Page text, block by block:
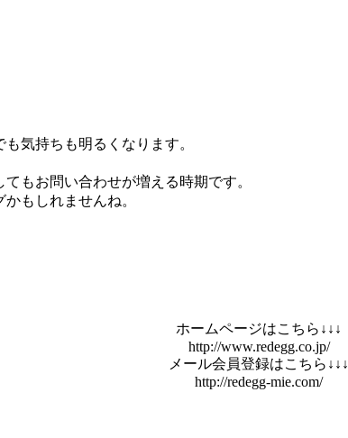
気持ちも明るくなります。
もお問い合わせが増える時期です。
もしれませんね。
ホームページはこちら↓↓↓
http://www.redegg.co.jp/
メール会員登録はこちら↓↓↓
http://redegg-mie.com/